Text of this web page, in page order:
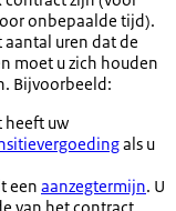
onbepaalde tijd).
aantal uren dat de
moet u zich houden
Bijvoorbeeld:
heeft uw
als u
een aanzegtermijn. U